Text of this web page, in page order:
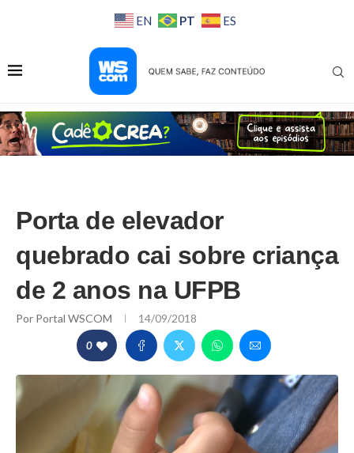
EN PT ES
Porta de elevador
quebrado cai sobre criança
de 2 anos na UFPB
Por Portal WSCOM 14/09/2018
0